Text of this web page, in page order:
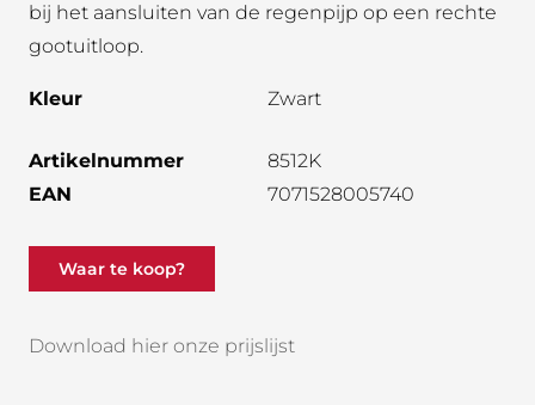
bij het aansluiten van de regenpijp op een rechte
gootuitloop.
Kleur Zwart
Artikelnummer
8512K
EAN
7071528005740
Waar te koop?
Download hier onze prijslijst